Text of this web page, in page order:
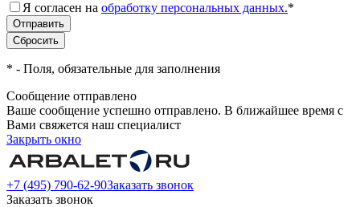
Я согласен на обработку персональных данных.*
* - Поля, обязательные для заполнения
Сообщение отправлено
Ваше сообщение успешно отправлено. В ближайшее время с
Вами свяжется наш специалист
Закрыть окно
+7 (495) 790-62-90Заказать звонок
Заказать звонок